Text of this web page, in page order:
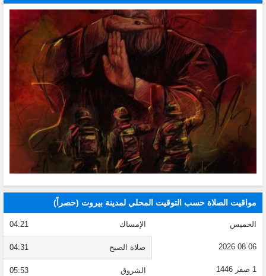
مواقيت الصلاة حسب التوقيت المحلي لمدينة بيروت (حصراً)
الخميس
06 08 2026
1 صفر 1446
الإمساك 04:21
صلاة الصبح 04:31
الشروق 05:53